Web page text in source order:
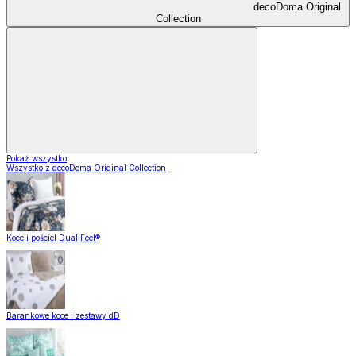
decoDoma Original
Collection
Pokaż wszystko
Wszystko z decoDoma Original Collection
Koce i pościel Dual Feel®
Barankowe koce i zestawy dD